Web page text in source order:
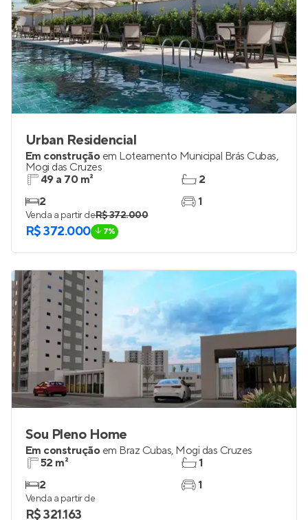
Urban Residencial
Em construção em Loteamento Municipal Brás Cubas,
Mogi das Cruzes
49 a 70 m²
2
2
1
Venda a partir deR$ 372.000
R$ 372.000 7%
Sou Pleno Home
Em construção em Braz Cubas, Mogi das Cruzes
52 m²
2
1
1
Venda a partir de
R$ 321.163